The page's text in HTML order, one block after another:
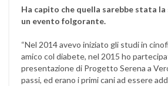
Ha capito che quella sarebbe stata la
un evento folgorante.
“Nel 2014 avevo iniziato gli studi in
amico col diabete, nel 2015 ho
presentazione di Progetto Serena a
passi, ed erano i primi cani ad essere